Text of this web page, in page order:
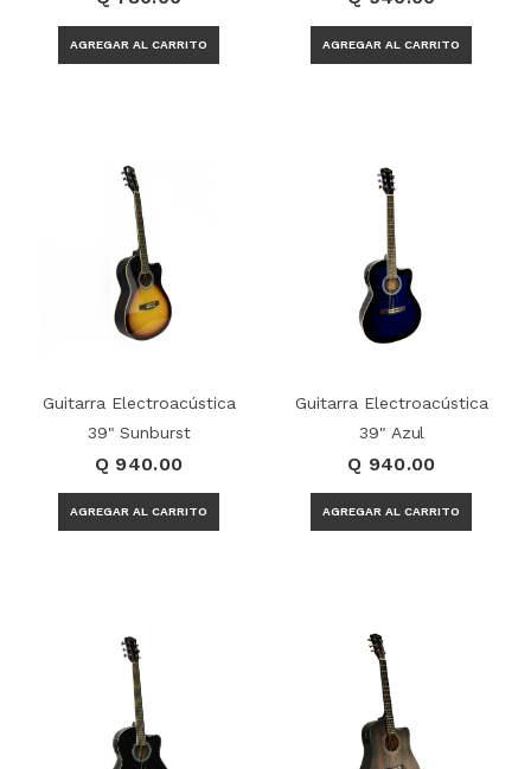
Guitarra Electroacústica
39" Sunburst
Q 940.00
Guitarra Electroacústica
39" Azul
Q 940.00